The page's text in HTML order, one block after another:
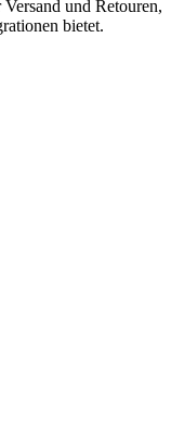
und Retouren,
bietet.